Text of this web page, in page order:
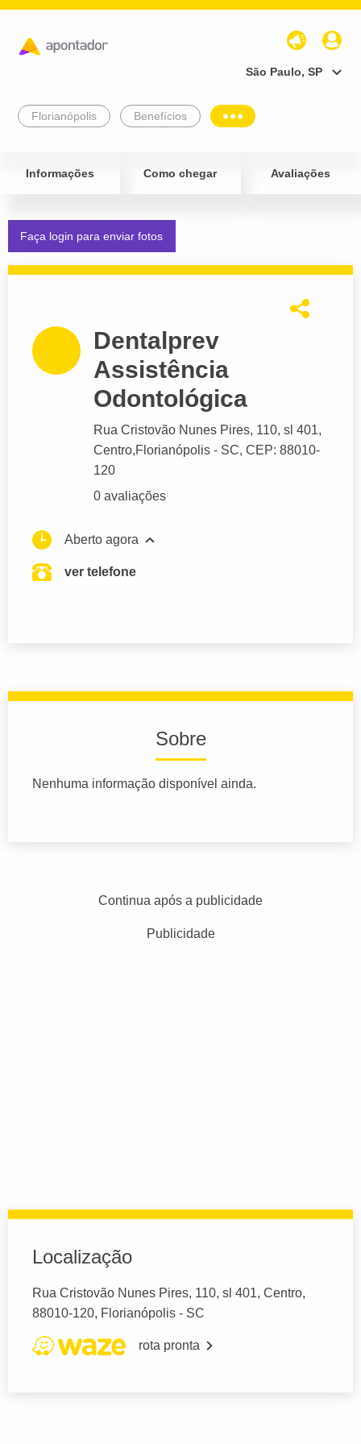
São Paulo, SP
Florianópolis Benefícios
Informações Como chegar Avaliações
Faça login para enviar fotos
Dentalprev
Assistência
Odontológica
Rua Cristovão Nunes Pires, 110, sl 401,
Centro,Florianópolis - SC, CEP: 88010-
120
0 avaliações
Aberto agora
ver telefone
Sobre
Nenhuma informação disponível ainda.
Continua após a publicidade
Publicidade
Localização
Rua Cristovão Nunes Pires, 110, sl 401, Centro,
88010-120, Florianópolis - SC
rota pronta